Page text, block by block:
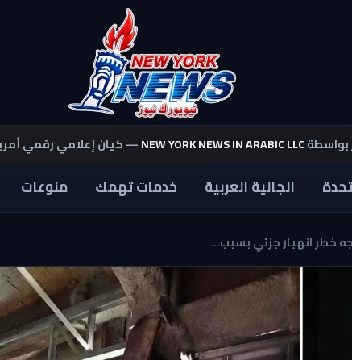
بواسطةNEW YORK NEWS IN ARABIC LLC— كيان إعلامي رقمي
الجالية العربية خدمات تهمك منوعات
خطر انهيار جزئي بسبب...